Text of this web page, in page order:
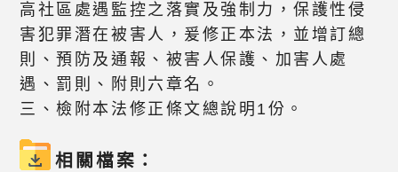
高社區處遇監控之落實及強制力，保護性侵
害犯罪潛在被害人，爰修正本法，並增訂總
則、預防及通報、被害人保護、加害人處
遇、罰則、附則六章名。
三、檢附本法修正條文總說明1份。
相關檔案：